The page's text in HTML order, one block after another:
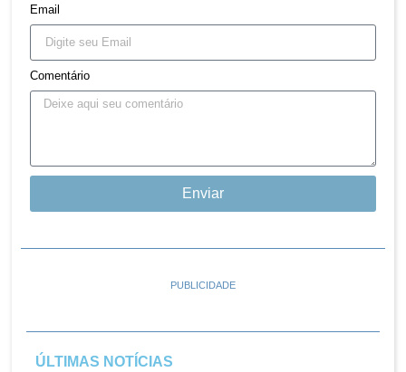
Email
Comentário
Enviar
PUBLICIDADE
ÚLTIMAS NOTÍCIAS